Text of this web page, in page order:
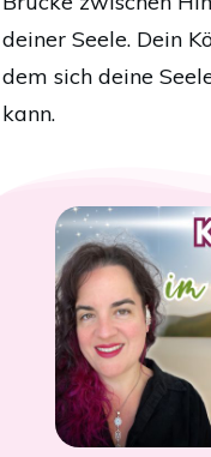
deiner Seele. Dein
dem sich deine
kann.